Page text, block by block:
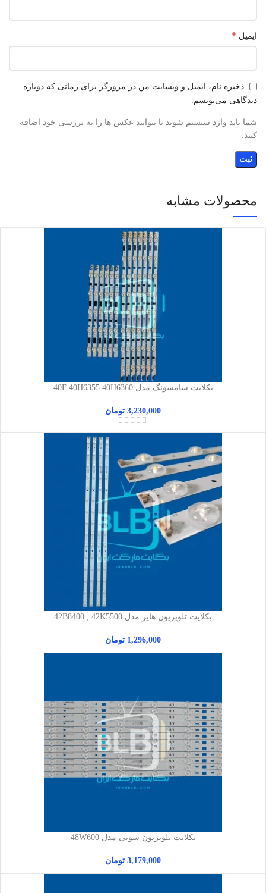
ایمیل *
ذخیره نام، ایمیل و وبسایت من در مرورگر برای زمانی که دوباره
دیدگاهی می‌نویسم.
شما باید وارد سیستم شوید تا بتوانید عکس ها را به بررسی خود اضافه
کنید.
محصولات مشابه
بکلایت سامسونگ مدل 40F 40H6355 40H6360
3,230,000 تومان
بکلایت تلویزیون هایر مدل 42B8400 , 42K5500
1,296,000 تومان
بکلایت تلویزیون سونی مدل 48W600
3,179,000 تومان